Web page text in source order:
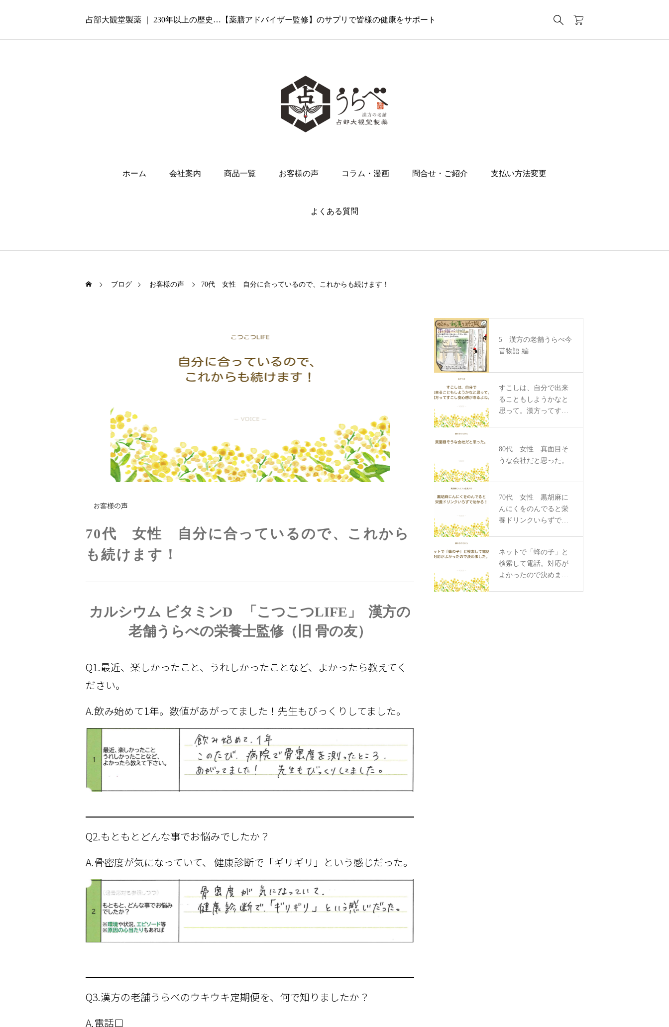
占部大観堂製薬 ｜ 230年以上の歴史…【薬膳アドバイザー監修】のサプリで皆様の健康をサポート
ホーム 会社案内 商品一覧 お客様の声 コラム・漫画 問合せ・ご紹介 支払い方法変更
よくある質問
ブログ お客様の声 70代 女性 自分に合っているので、これからも続けます！
お客様の声
70代 女性 自分に合っているので、これから
も続けます！
カルシウム ビタミンD 「こつこつLIFE」 漢方の
老舗うらべの栄養士監修（旧 骨の友）
Q1.最近、楽しかったこと、うれしかったことなど、よかったら教えてく
ださい。
A.飲み始めて1年。数値があがってました！先生もびっくりしてました。
Q2.もともとどんな事でお悩みでしたか？
A.骨密度が気になっていて、 健康診断で「ギリギリ」という感じだった。
Q3.漢方の老舗うらべのウキウキ定期便を、何で知りましたか？
A.電話口
5 漢方の老舗うらべ今
昔物語 編
すこしは、自分で出来
ることもしようかなと
思って。漢方ってすこ
80代 女性 真面目そ
うな会社だと思った。
70代 女性 黒胡麻に
んにくをのんでると栄
養ドリンクいらずで助
ネットで「蜂の子」と
検索して電話。対応が
よかったので決めまし